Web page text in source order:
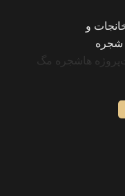
پروژه ها شجره مگ